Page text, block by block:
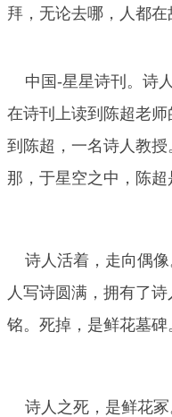
拜，无论去哪，人都在
中国-星星诗刊。诗
在诗刊上读到陈超老
到陈超，一名诗人教
那，于星空之中，陈超
诗人活着，走向偶像
人写诗圆满，拥有了
铭。死掉，是鲜花墓碑
诗人之死，是鲜花冢